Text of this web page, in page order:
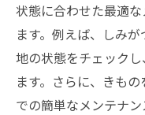
状態に合わせた最適
ます。例えば、しみ
地の状態をチェック
ます。さらに、きも
での簡単なメンテナ